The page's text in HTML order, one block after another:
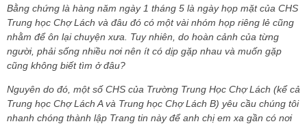
Bằng chứng là hàng năm ngày 1 tháng 5 là ngày họp mặt của CHS
Trung học Chợ Lách và đâu đó có một vài nhóm họp riêng lẻ cũng
nhằm để ôn lại chuyện xưa. Tuy nhiên, do hoàn cảnh của từng
người, phải sống nhiều nơi nên ít có dịp gặp nhau và muốn gặp
cũng không biết tìm ở đâu?
Nguyên do đó, một số CHS của Trường Trung Học Chợ Lách (kể cả
Trung học Chợ Lách A và Trung học Chợ Lách B) yêu cầu chúng tôi
nhanh chóng thành lập Trang tin này để anh chị em xa gần có nơi